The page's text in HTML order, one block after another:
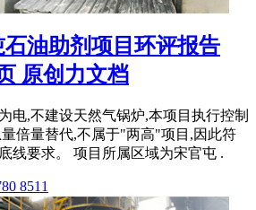
石油助剂项目环评报告
原创力文档
电,不建设天然气锅炉,本项目执行控制
倍量替代,不属于"两高"项目,因此符
线要求。 项目所属区域为宋官屯 .
8511